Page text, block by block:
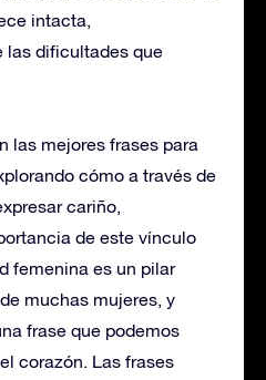
intacta,
las dificultades que
las mejores frases para
cómo a través de
cariño,
de este vínculo
femenina es un pilar
muchas mujeres, y
frase que podemos
corazón. Las frases